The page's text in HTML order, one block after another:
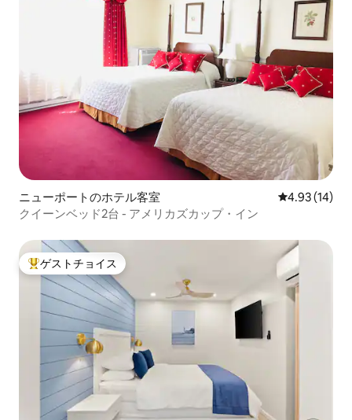
ニューポートのホテル客室 レビュー14
4.93 (14)
クイーンベッド2台 - アメリカズカップ・イン
大好評のゲストチョイスです。
ゲストチョイス